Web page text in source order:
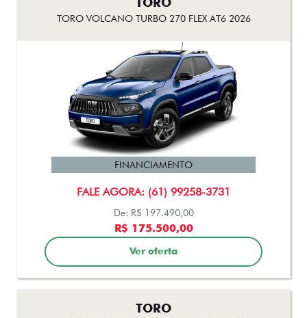
TORO VOLCANO TURBO 270 FLEX AT6 2026
FALE AGORA: (61) 99258-3731
FINANCIAMENTO
De: R$ 197.490,00
R$ 175.500,00
Ver oferta
TORO